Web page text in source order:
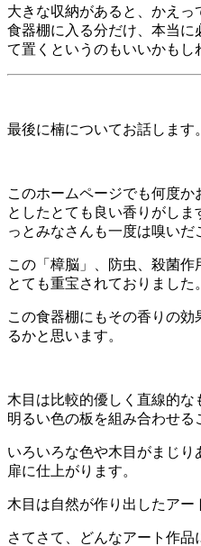
大きな収納があると、かえ
食器棚に入る分だけ、本当
て置くというのもいいかもし
最後に楠についてお話します。
このホームページでも何度
としたとても良い香りがし
っとみなさんも一度は嗅いだ
この「樟脳」、防虫、殺菌
とても重宝されておりました。
この食器棚にもその香りの
るかと思います。
木目は比較的優しく直線的
明るい色の板を組み合わせる
いろいろな色や木目がまじ
扉に仕上がります。
木目は自然が作り出したアー
さてさて、どんなアート作品